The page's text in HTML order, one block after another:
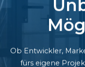
Ob Entwickler,
fürs eigene